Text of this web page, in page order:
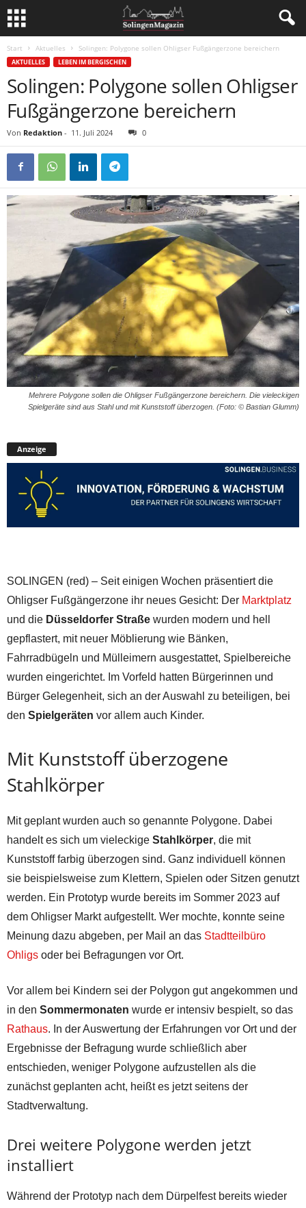
Start Aktuelles Solingen: Polygone sollen Ohligser Fußgängerzone bereichern
AKTUELLES LEBEN IM BERGISCHEN
Solingen: Polygone sollen Ohligser
Fußgängerzone bereichern
Von Redaktion - 11. Juli 2024 0
Mehrere Polygone sollen die Ohligser Fußgängerzone bereichern. Die vieleckigen
Spielgeräte sind aus Stahl und mit Kunststoff überzogen. (Foto: © Bastian Glumm)
Anzeige
SOLINGEN (red) – Seit einigen Wochen präsentiert die
Ohligser Fußgängerzone ihr neues Gesicht: Der Marktplatz
und die Düsseldorfer Straße wurden modern und hell
gepflastert, mit neuer Möblierung wie Bänken,
Fahrradbügeln und Mülleimern ausgestattet, Spielbereiche
wurden eingerichtet. Im Vorfeld hatten Bürgerinnen und
Bürger Gelegenheit, sich an der Auswahl zu beteiligen, bei
den Spielgeräten vor allem auch Kinder.
Mit Kunststoff überzogene
Stahlkörper
Mit geplant wurden auch so genannte Polygone. Dabei
handelt es sich um vieleckige Stahlkörper, die mit
Kunststoff farbig überzogen sind. Ganz individuell können
sie beispielsweise zum Klettern, Spielen oder Sitzen genutzt
werden. Ein Prototyp wurde bereits im Sommer 2023 auf
dem Ohligser Markt aufgestellt. Wer mochte, konnte seine
Meinung dazu abgeben, per Mail an das Stadtteilbüro
Ohligs oder bei Befragungen vor Ort.
Vor allem bei Kindern sei der Polygon gut angekommen und
in den Sommermonaten wurde er intensiv bespielt, so das
Rathaus. In der Auswertung der Erfahrungen vor Ort und der
Ergebnisse der Befragung wurde schließlich aber
entschieden, weniger Polygone aufzustellen als die
zunächst geplanten acht, heißt es jetzt seitens der
Stadtverwaltung.
Drei weitere Polygone werden jetzt
installiert
Während der Prototyp nach dem Dürpelfest bereits wieder